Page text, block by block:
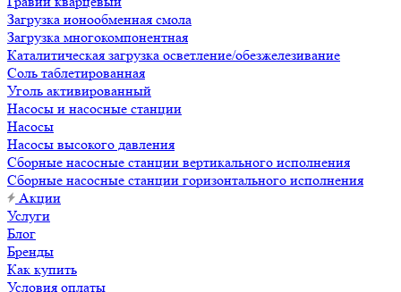
Загрузка ионообменная смола
Загрузка многокомпонентная
Каталитическая загрузка осветление/обезжелезивание
Соль таблетированная
Уголь активированный
Насосы и насосные станции
Насосы
Насосы высокого давления
Сборные насосные станции вертикального исполнения
Сборные насосные станции горизонтального исполнения
Акции
Услуги
Блог
Бренды
Как купить
Условия оплаты